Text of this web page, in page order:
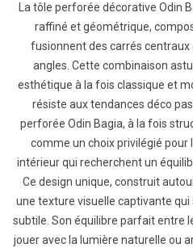
La tôle perforée décorative Odin
raffiné et géométrique,
fusionnent des carrés
angles. Cette combinaison
esthétique à la fois classique et
résiste aux tendances déco
perforée Odin Bagia, à la fois
comme un choix privilégié pour
intérieur qui recherchent un
Ce design unique, construit
une texture visuelle captivante
subtile. Son équilibre parfait entre
jouer avec la lumière naturelle ou